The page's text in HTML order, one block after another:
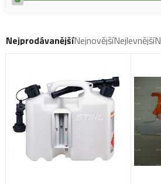
NejprodávanějšíNejnovějšíNejlevnější